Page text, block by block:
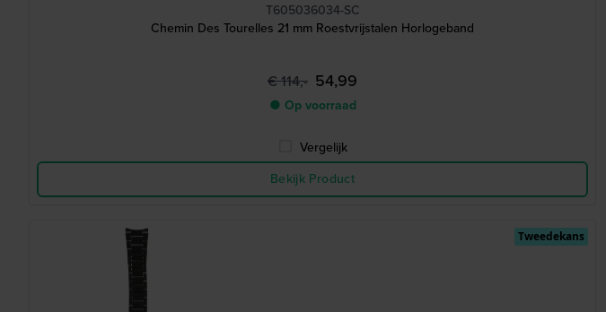
T605036034-SC
Chemin Des Tourelles 21 mm Roestvrijstalen Horlogeband
€ 114,- 54,99
● Op voorraad
Vergelijk
Bekijk Product
Tweedekans